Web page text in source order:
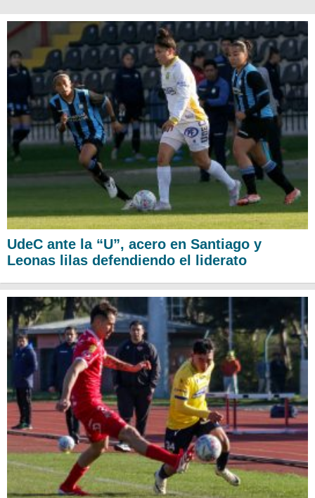
UdeC ante la “U”, acero en Santiago y
Leonas lilas defendiendo el liderato